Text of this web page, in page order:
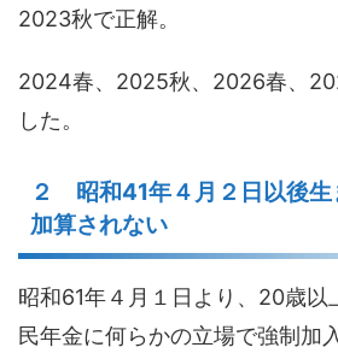
2023秋で正解。
2024春、2025秋、2026春、
した。
２ 昭和41年４月２日以後生
加算されない
昭和61年４月１日より、20歳以
民年金に何らかの立場で強制加